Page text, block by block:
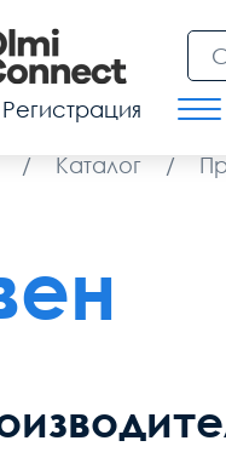
Регистрация
/ Каталог /